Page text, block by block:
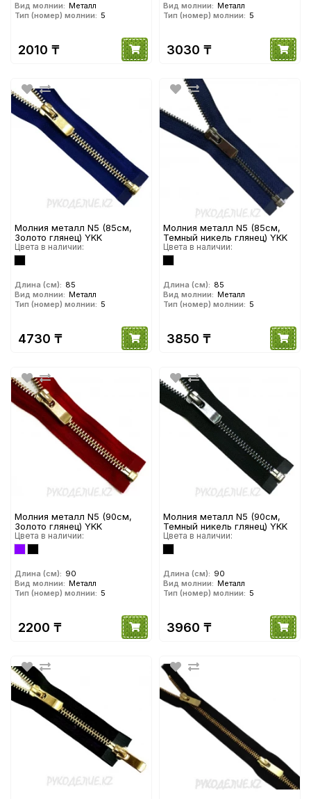
Вид молнии: Металл
Тип (номер) молнии: 5
2010 ₸
Вид молнии: Металл
Тип (номер) молнии: 5
3030 ₸
Молния металл N5 (85см,
Золото глянец) YKK
Цвета в наличии:
Длина (см): 85
Вид молнии: Металл
Тип (номер) молнии: 5
4730 ₸
Молния металл N5 (85см,
Темный никель глянец) YKK
Цвета в наличии:
Длина (см): 85
Вид молнии: Металл
Тип (номер) молнии: 5
3850 ₸
Молния металл N5 (90см,
Золото глянец) YKK
Цвета в наличии:
Длина (см): 90
Вид молнии: Металл
Тип (номер) молнии: 5
2200 ₸
Молния металл N5 (90см,
Темный никель глянец) YKK
Цвета в наличии:
Длина (см): 90
Вид молнии: Металл
Тип (номер) молнии: 5
3960 ₸